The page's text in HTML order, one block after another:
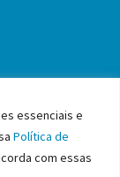
essenciais e
Política de
com essas